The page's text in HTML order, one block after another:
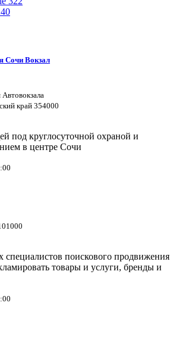
Сочи Вокзал
край 354000
под круглосуточной охраной и
в центре Сочи
специалистов поискового продвижения
товары и услуги, бренды и